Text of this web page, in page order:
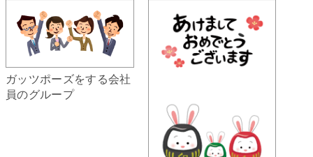
ガッツポーズをする会社
員のグループ